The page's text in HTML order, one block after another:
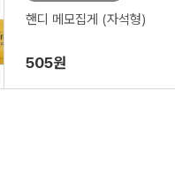
핸디 메모집게 (자석형)
505원